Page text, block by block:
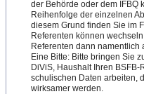
der Behörde oder dem IFBQ
Reihenfolge der einzelnen
diesem Grund finden Sie im
Referenten können
Referenten dann namentlich
Eine Bitte: Bitte bringen Sie
DiViS, Haushalt Ihren
schulischen Daten arbeiten,
wirksamer werden.